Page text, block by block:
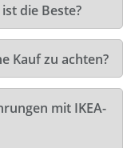
die Beste?
Kauf zu achten?
mit IKEA-